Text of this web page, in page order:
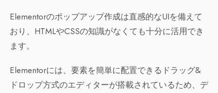
Elementorのポップアップ作成は直感的なUIを備えて
おり、HTMLやCSSの知識がなくても十分に活用でき
ます。
Elementorには、要素を簡単に配置できるドラッグ&
ドロップ方式のエディターが搭載されているため、デ